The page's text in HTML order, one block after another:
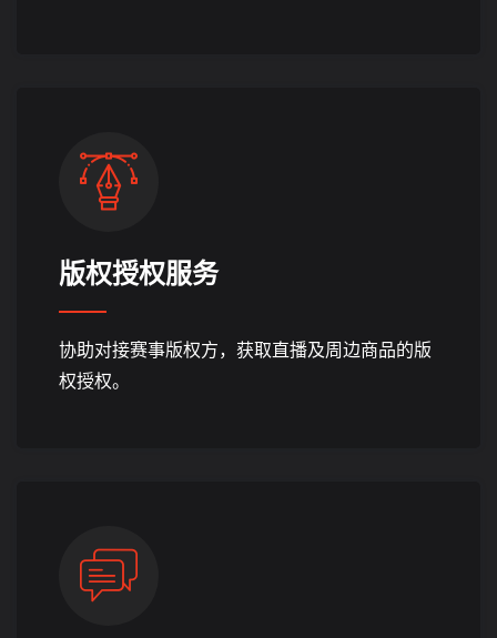
版权授权服务
协助对接赛事版权方，获取直播及周边商品的版
权授权。